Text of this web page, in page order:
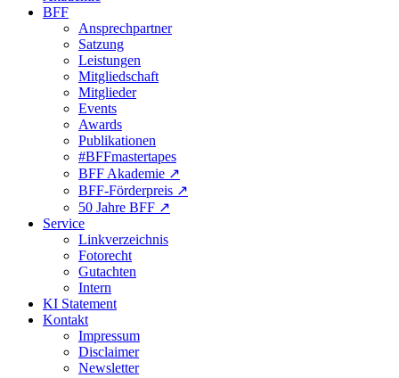
BFF
Ansprechpartner
Satzung
Leistungen
Mitgliedschaft
Mitglieder
Events
Awards
Publikationen
#BFFmastertapes
BFF Akademie ↗︎
BFF-Förderpreis ↗︎
50 Jahre BFF ↗︎
Service
Linkverzeichnis
Fotorecht
Gutachten
Intern
KI Statement
Kontakt
Impressum
Disclaimer
Newsletter